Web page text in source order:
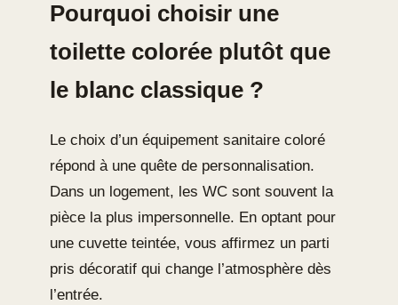
Pourquoi choisir une
toilette colorée plutôt que
le blanc classique ?
Le choix d’un équipement sanitaire coloré
répond à une quête de personnalisation.
Dans un logement, les WC sont souvent la
pièce la plus impersonnelle. En optant pour
une cuvette teintée, vous affirmez un parti
pris décoratif qui change l’atmosphère dès
l’entrée.